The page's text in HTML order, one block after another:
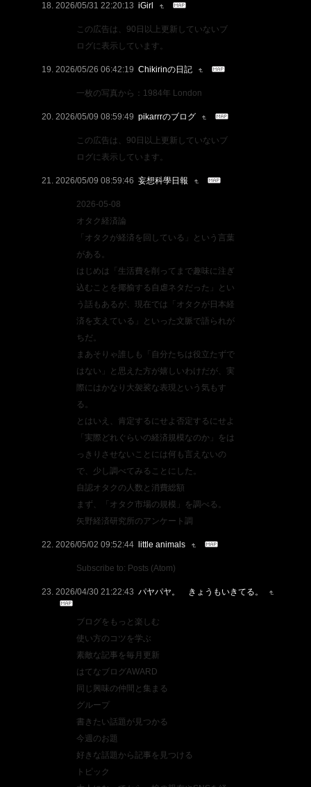
2026/05/31 22:20:13 iGirl
この広告は、90日以上更新していないブ
ログに表示しています。
2026/05/26 06:42:19 Chikirinの日記
一枚の写真から：1984年 London
2026/05/09 08:59:49 pikarrrのブログ
この広告は、90日以上更新していないブ
ログに表示しています。
2026/05/09 08:59:46 妄想科學日報
2026-05-08
オタク経済論
「オタクが経済を回している」という言葉
がある。
はじめは「生活費を削ってまで趣味に注ぎ
込むことを揶揄する自虐ネタだった」とい
う話もあるが、現在では「オタクが日本経
済を支えている」といった文脈で語られが
ちだ。
まあそりゃ誰しも「自分たちは役立たずで
はない」と思えた方が嬉しいわけだが、実
際にはかなり大袈裟な表現という気もす
る。
とはいえ、肯定するにせよ否定するにせよ
「実際どれぐらいの経済規模なのか」をは
っきりさせないことには何も言えないの
で、少し調べてみることにした。
自認オタクの人数と消費総額
まず、「オタク市場の規模」を調べる。
矢野経済研究所のアンケート調
2026/05/02 09:52:44 little animals
Subscribe to: Posts (Atom)
2026/04/30 21:22:43 パヤパヤ。 きょうもいきてる。
ブログをもっと楽しむ
使い方のコツを学ぶ
素敵な記事を毎月更新
はてなブログAWARD
同じ興味の仲間と集まる
グループ
書きたい話題が見つかる
今週のお題
好きな話題から記事を見つける
トピック